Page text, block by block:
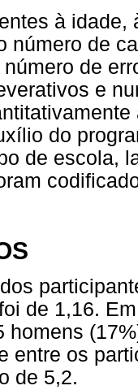
à
número de
de
e
do
de escola,
de 1,16.
homens
entre os
de 5,2.